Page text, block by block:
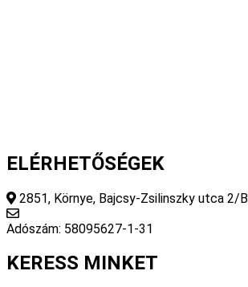
ELÉRHETŐSÉGEK
2851, Környe, Bajcsy-Zsilinszky utca 2/B
Adószám: 58095627-1-31
KERESS MINKET